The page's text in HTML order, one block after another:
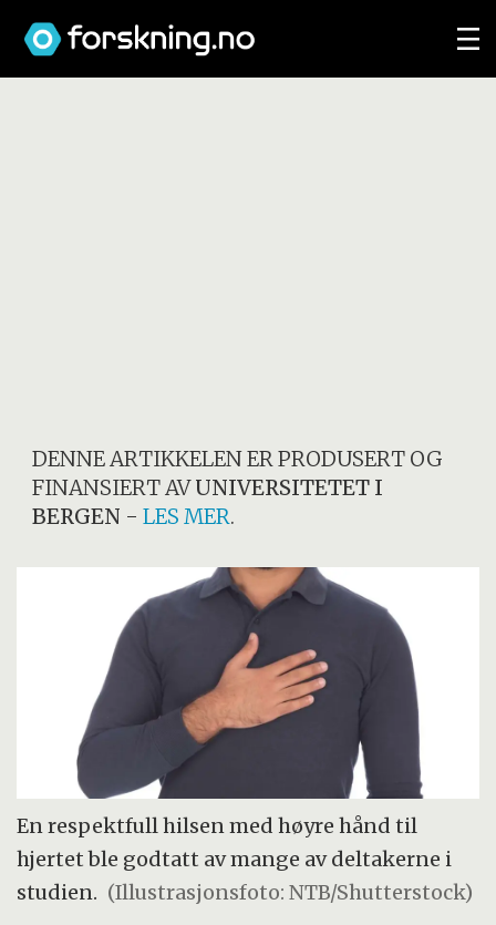
DENNE ARTIKKELEN ER PRODUSERT OG
FINANSIERT AVUNIVERSITETET I
BERGEN -LES MER.
En respektfull hilsen med høyre hånd til
hjertet ble godtatt av mange av deltakerne i
studien. (Illustrasjonsfoto: NTB/Shutterstock)